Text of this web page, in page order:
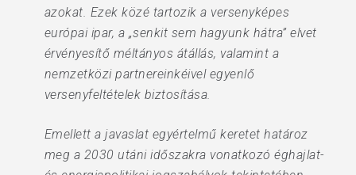
azokat. Ezek közé tartozik a versenyképes
európai ipar, a „senkit sem hagyunk hátra” elvet
érvényesítő méltányos átállás, valamint a
nemzetközi partnereinkéivel egyenlő
versenyfeltételek biztosítása.
Emellett a javaslat egyértelmű keretet határoz
meg a 2030 utáni időszakra vonatkozó éghajlat-